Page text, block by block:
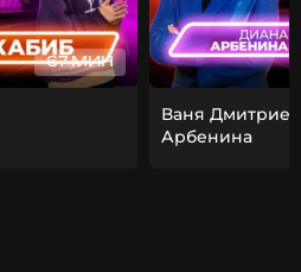
67 МИН
Ваня
Арбенина